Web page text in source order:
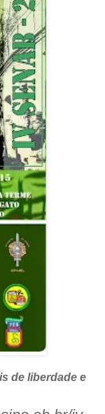
de liberdade e